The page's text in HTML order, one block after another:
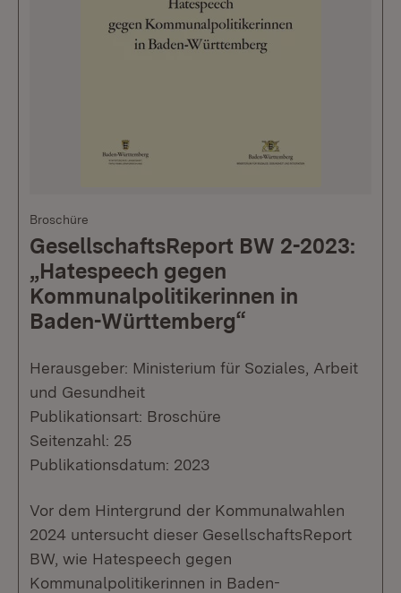
Broschüre
GesellschaftsReport BW 2-2023:
„Hatespeech gegen
Kommunalpolitikerinnen in
Baden-Württemberg“
Herausgeber: Ministerium für Soziales, Arbeit
und Gesundheit
Publikationsart: Broschüre
Seitenzahl: 25
Publikationsdatum: 2023
Vor dem Hintergrund der Kommunalwahlen
2024 untersucht dieser GesellschaftsReport
BW, wie Hatespeech gegen
Kommunalpolitikerinnen in Baden-